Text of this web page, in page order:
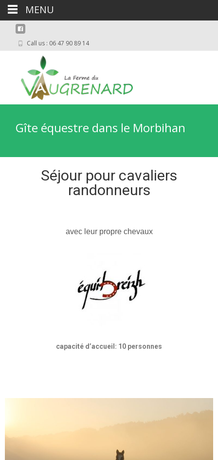
Call us : 06 47 90 89 14
Gîte équestre dans le Morbihan
Séjour pour cavaliers
randonneurs
avec leur propre chevaux
capacité d’accueil: 10 personnes
MENU